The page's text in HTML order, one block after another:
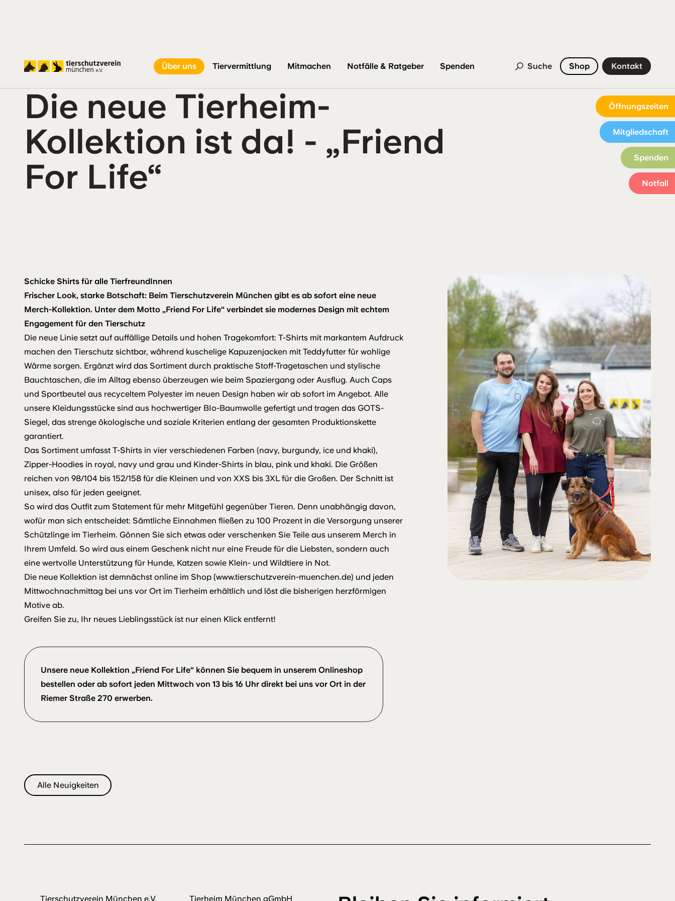
Öffnungszeiten
Mitgliedschaft
Spenden
Notfall
Über uns Tiervermittlung Mitmachen Notfälle & Ratgeber Spenden Suche Shop Kontakt
Startseite Über uns Aktuelles Neuigkeiten Die neue Tierheim-Kollektion ist da! - „Friend For Life“
Die neue Tierheim-
Kollektion ist da! - „Friend
For Life“
Schicke Shirts für alle TierfreundInnen
Frischer Look, starke Botschaft: Beim Tierschutzverein München gibt es ab sofort eine neue
Merch-Kollektion. Unter dem Motto „Friend For Life“ verbindet sie modernes Design mit echtem
Engagement für den Tierschutz
Die neue Linie setzt auf auffällige Details und hohen Tragekomfort: T-Shirts mit markantem Aufdruck
machen den Tierschutz sichtbar, während kuschelige Kapuzenjacken mit Teddyfutter für wohlige
Wärme sorgen. Ergänzt wird das Sortiment durch praktische Stoff-Tragetaschen und stylische
Bauchtaschen, die im Alltag ebenso überzeugen wie beim Spaziergang oder Ausflug. Auch Caps
und Sportbeutel aus recyceltem Polyester im neuen Design haben wir ab sofort im Angebot. Alle
unsere Kleidungsstücke sind aus hochwertiger BIo-Baumwolle gefertigt und tragen das GOTS-
Siegel, das strenge ökologische und soziale Kriterien entlang der gesamten Produk­tionskette
garantiert.
Das Sortiment umfasst T-Shirts in vier verschiedenen Farben (navy, burgundy, ice und khaki),
Zipper-Hoodies in royal, navy und grau und Kinder-Shirts in blau, pink und khaki. Die Größen
reichen von 98/104 bis 152/158 für die Kleinen und von XXS bis 3XL für die Großen. Der Schnitt ist
unisex, also für jeden geeignet.
So wird das Outfit zum Statement für mehr Mitgefühl gegenüber Tieren. Denn unabhängig davon,
wofür man sich entscheidet: Sämtliche Einnahmen fließen zu 100 Prozent in die Versorgung unserer
Schützlinge im Tierheim. Gönnen Sie sich etwas oder verschenken Sie Teile aus unserem Merch in
Ihrem Umfeld. So wird aus einem Geschenk nicht nur eine Freude für die Liebsten, sondern auch
eine wertvolle Unterstützung für Hunde, Katzen sowie Klein- und Wildtiere in Not.
Die neue Kollektion ist demnächst online im Shop (www.tierschutzverein-muenchen.de) und jeden
Mittwochnachmittag bei uns vor Ort im Tierheim erhältlich und löst die bisherigen herzförmigen
Motive ab.
Greifen Sie zu, Ihr neues Lieblingsstück ist nur einen Klick entfernt!
Unsere neue Kollektion „Friend For Life“ können Sie bequem in unserem Onlineshop
bestellen oder ab sofort jeden Mittwoch von 13 bis 16 Uhr direkt bei uns vor Ort in der
Riemer Straße 270 erwerben.
Alle Neuigkeiten
Tierschutzverein München e.V. Tierheim München gGmbH